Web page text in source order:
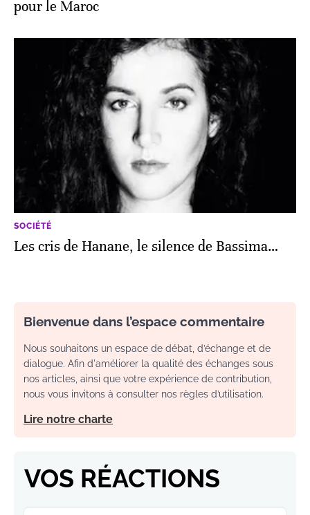
pour le Maroc
SOCIÉTÉ
Les cris de Hanane, le silence de Bassima…
Bienvenue dans l’espace commentaire
Nous souhaitons un espace de débat, d’échange et de
dialogue. Afin d'améliorer la qualité des échanges sous
nos articles, ainsi que votre expérience de contribution,
nous vous invitons à consulter nos règles d’utilisation.
Lire notre charte
VOS RÉACTIONS